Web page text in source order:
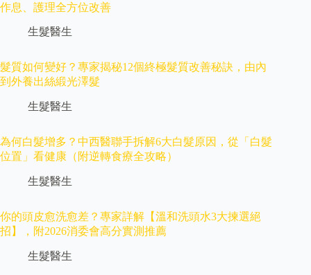
作息、護理全方位改善
生髮醫生
髮質如何變好？專家揭秘12個終極髮質改善秘訣，由內
到外養出絲緞光澤髮
生髮醫生
為何白髮增多？中西醫聯手拆解6大白髮原因，從「白髮
位置」看健康（附逆轉食療全攻略）
生髮醫生
你的頭皮愈洗愈差？專家詳解【溫和洗頭水3大揀選絕
招】，附2026消委會高分實測推薦
生髮醫生